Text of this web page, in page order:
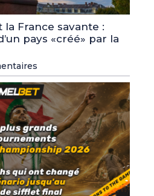
la France savante :
pays «créé» par la